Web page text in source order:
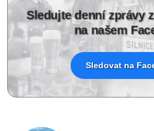
Sledujte denní zprávy
na našem
Sledovat na